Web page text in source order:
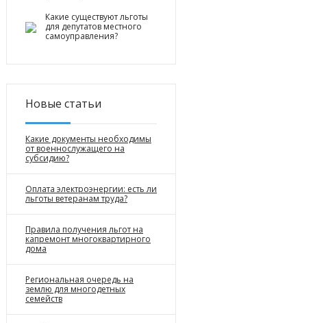
Какие существуют льготы
для депутатов местного
самоуправления?
Новые статьи
Какие документы необходимы
от военнослужащего на
субсидию?
Оплата электроэнергии: есть ли
льготы ветеранам труда?
Правила получения льгот на
капремонт многоквартирного
дома
Региональная очередь на
землю для многодетных
семейств